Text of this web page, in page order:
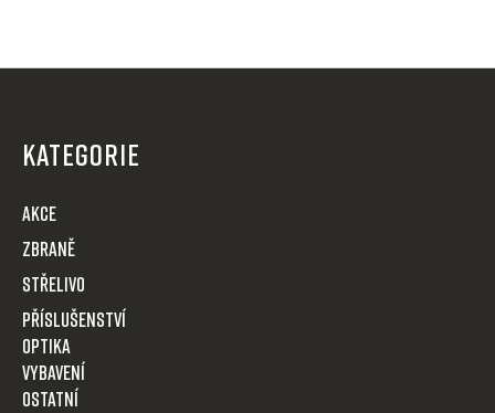
KATEGORIE
AKCE
Zbraně
Střelivo
Příslušenství
Optika
VYBAVENÍ
OSTATNÍ